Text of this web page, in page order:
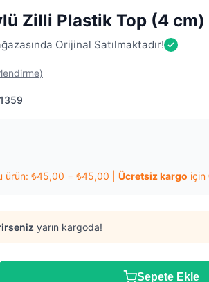
Zilli Plastik Top (4 cm)
Orijinal Satılmaktadır!
ürün: ₺45,00 = ₺45,00 Ücretsiz kargo için
yarın kargoda!
Sepete Ekle